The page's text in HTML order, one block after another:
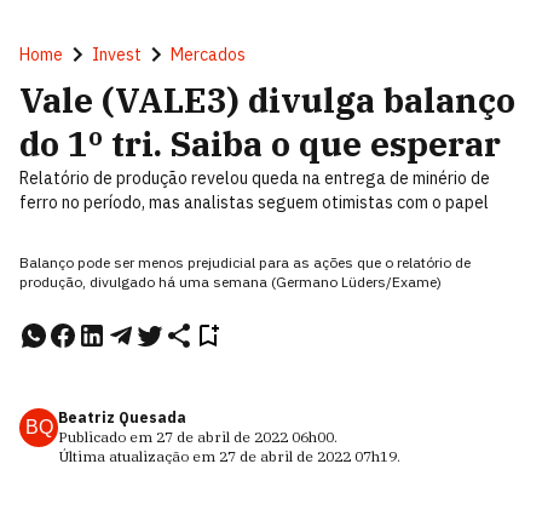
Home Invest Mercados
Vale (VALE3) divulga balanço
do 1º tri. Saiba o que esperar
Relatório de produção revelou queda na entrega de minério de
ferro no período, mas analistas seguem otimistas com o papel
Balanço pode ser menos prejudicial para as ações que o relatório de
produção, divulgado há uma semana (Germano Lüders/Exame)
BQ Beatriz Quesada
Publicado em 27 de abril de 2022 06h00.
Última atualização em 27 de abril de 2022 07h19.